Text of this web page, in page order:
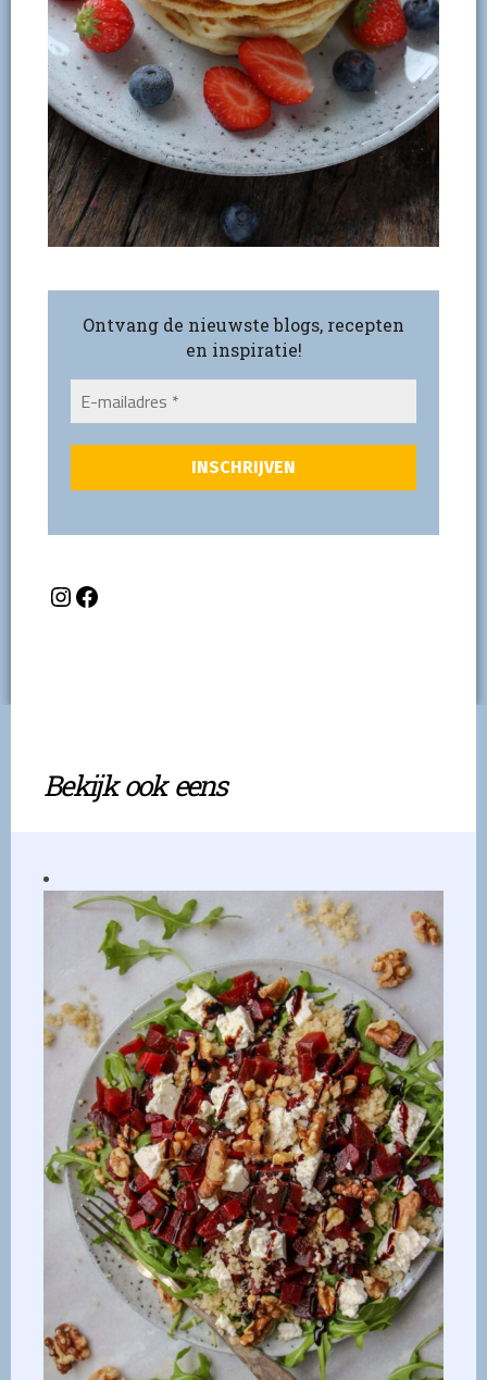
Ontvang de nieuwste blogs, recepten
en inspiratie!
Bekijk ook eens